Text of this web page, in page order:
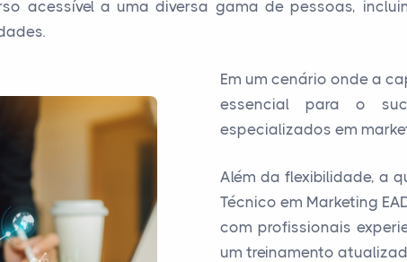
acessível a uma diversa gama de pessoas,
Em um cenário onde a
essencial para o
especializados em
Além da flexibilidade, a
Técnico em Marketing
com profissionais
um treinamento